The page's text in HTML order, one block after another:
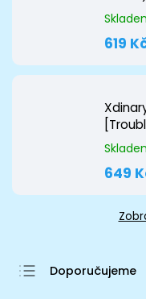
619
649
Doporučujeme